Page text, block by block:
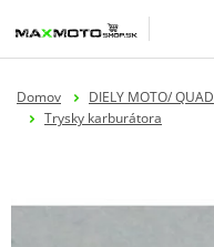
Domov DIELY MOTO/ QUAD
Trysky karburátora